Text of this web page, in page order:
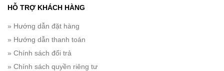
HỖ TRỢ KHÁCH HÀNG
» Hướng dẫn đặt hàng
» Hướng dẫn thanh toán
» Chính sách đổi trả
» Chính sách quyền riêng tư